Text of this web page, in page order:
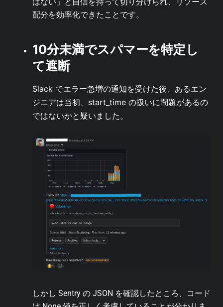
配分を効率化できたことです。
10分未満でスパマーを特定し
て遮断
Slack でエラー急増の通知を受けた後、あるエン
ジニアは当初、start_time の扱いに問題があるの
ではないかと疑いました。
しかし Sentry の JSON を確認したところ、コード